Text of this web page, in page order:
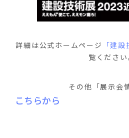
詳細は公式ホームページ 「建
覧ください
その他「展示会
こちらから